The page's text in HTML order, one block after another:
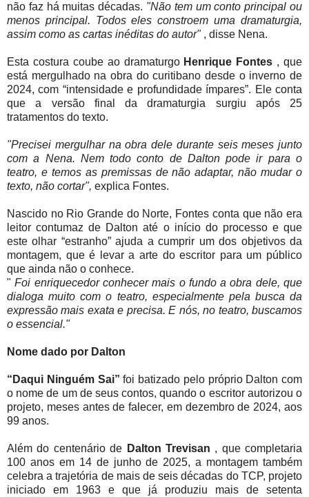
não faz há muitas décadas. "Não tem um conto principal ou
menos principal. Todos eles constroem uma dramaturgia,
assim como as cartas inéditas do autor", disse Nena.
Esta costura coube ao dramaturgo Henrique Fontes , que
está mergulhado na obra do curitibano desde o inverno de
2024, com “intensidade e profundidade ímpares”. Ele conta
que a versão final da dramaturgia surgiu após 25
tratamentos do texto.
"Precisei mergulhar na obra dele durante seis meses junto
com a Nena. Nem todo conto de Dalton pode ir para o
teatro, e temos as premissas de não adaptar, não mudar o
texto, não cortar", explica Fontes.
Nascido no Rio Grande do Norte, Fontes conta que não era
leitor contumaz de Dalton até o início do processo e que
este olhar “estranho” ajuda a cumprir um dos objetivos da
montagem, que é levar a arte do escritor para um público
que ainda não o conhece.
"Foi enriquecedor conhecer mais o fundo a obra dele, que
dialoga muito com o teatro, especialmente pela busca da
expressão mais exata e precisa. E nós, no teatro, buscamos
o essencial."
Nome dado por Dalton
“Daqui Ninguém Sai” foi batizado pelo próprio Dalton com
o nome de um de seus contos, quando o escritor autorizou o
projeto, meses antes de falecer, em dezembro de 2024, aos
99 anos.
Além do centenário de Dalton Trevisan , que completaria
100 anos em 14 de junho de 2025, a montagem também
celebra a trajetória de mais de seis décadas do TCP, projeto
iniciado em 1963 e que já produziu mais de setenta